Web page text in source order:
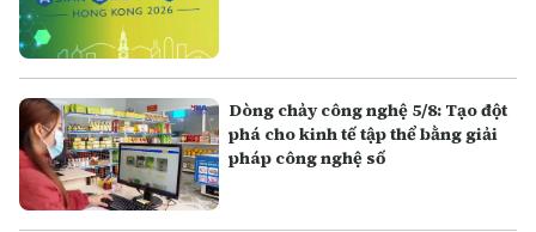
Dòng chảy công nghệ 5/8: Tạo đột
phá cho kinh tế tập thể bằng giải
pháp công nghệ số